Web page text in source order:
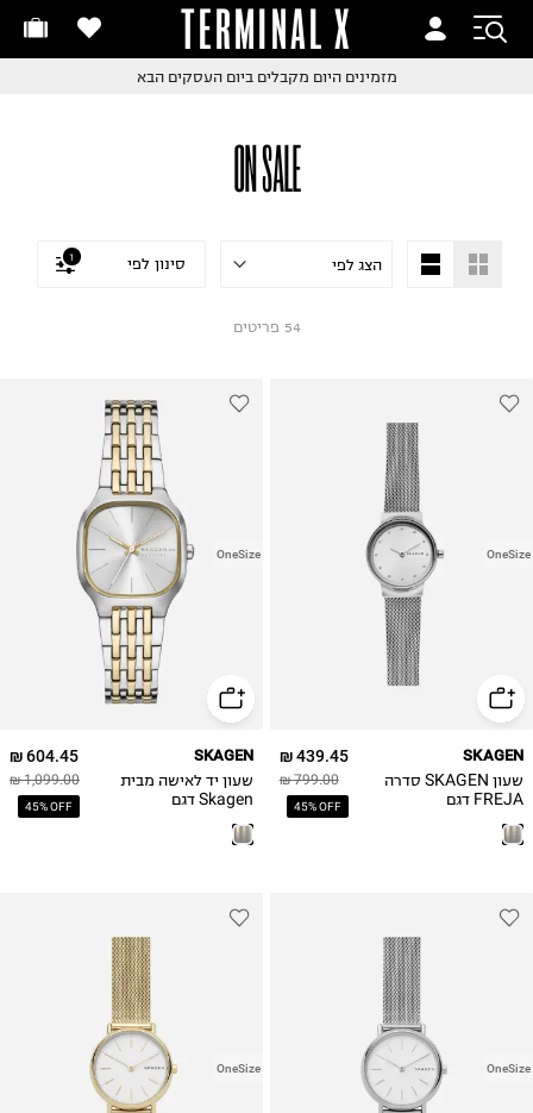
TERMINAL X
החלפות והחזרות בקליקעם שליח עד הבית!
ON SALE
סינון לפי 1
54 פריטים
OneSize
439.45 ₪
799.00 ₪
45% OFF
SKAGEN
שעון SKAGEN סדרה
FREJA דגם
OneSize
604.45 ₪
1,099.00 ₪
45% OFF
SKAGEN
שעון יד לאישה מבית
Skagen דגם
OneSize
OneSize